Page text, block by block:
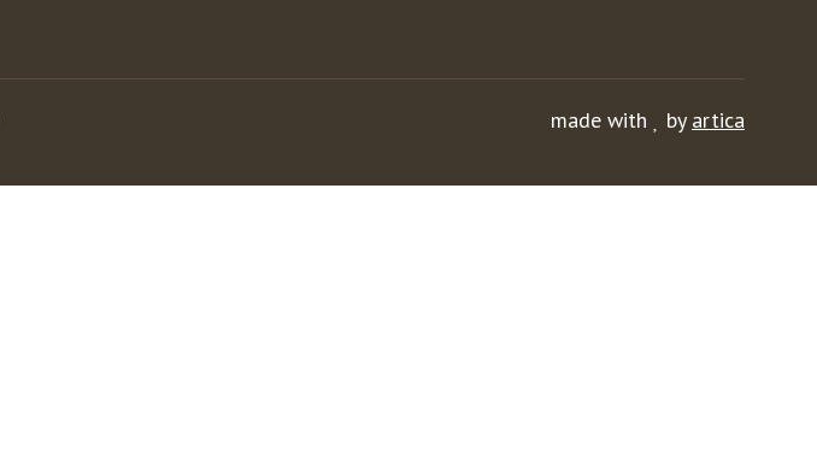
made with by artica